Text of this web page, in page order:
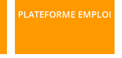
PLATEFORME EMPLOI